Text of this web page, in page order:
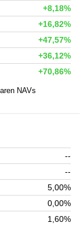
+8,18%
+16,82%
+47,57%
+36,12%
+70,86%
NAVs
--
--
5,00%
0,00%
1,60%